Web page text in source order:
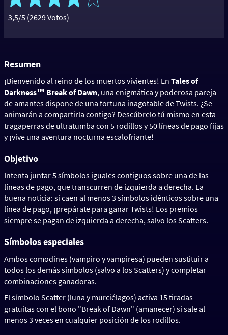
3,5/5 (2629 Votos)
Resumen
¡Bienvenido al reino de los muertos vivientes! En Tales of
Darkness™ Break of Dawn, una enigmática y poderosa pareja
de amantes dispone de una fortuna inagotable de Twists. ¿Se
animarán a compartirla contigo? Descúbrelo tú mismo en esta
tragaperras de ultratumba con 5 rodillos y 50 líneas de pago fijas
y ¡vive una aventura nocturna escalofriante!
Objetivo
Intenta juntar 5 símbolos iguales contiguos sobre una de las
líneas de pago, que transcurren de izquierda a derecha. La
buena noticia: si caen al menos 3 símbolos idénticos sobre una
línea de pago, ¡prepárate para ganar Twists! Los premios
siempre se pagan de izquierda a derecha, salvo los Scatters.
Símbolos especiales
Ambos comodines (vampiro y vampiresa) pueden sustituir a
todos los demás símbolos (salvo a los Scatters) y completar
combinaciones ganadoras.
El símbolo Scatter (luna y murciélagos) activa 15 tiradas
gratuitas con el bono "Break of Dawn" (amanecer) si sale al
menos 3 veces en cualquier posición de los rodillos.